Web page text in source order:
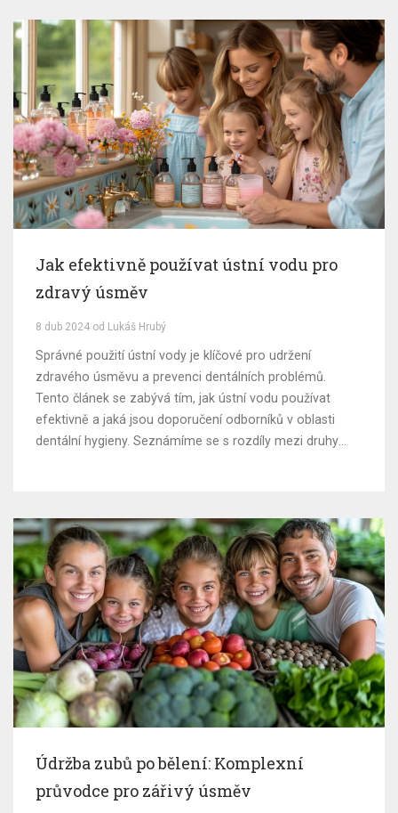
Jak efektivně používat ústní vodu pro
zdravý úsměv
8 dub 2024 od Lukáš Hrubý
Správné použití ústní vody je klíčové pro udržení
zdravého úsměvu a prevenci dentálních problémů.
Tento článek se zabývá tím, jak ústní vodu používat
efektivně a jaká jsou doporučení odborníků v oblasti
dentální hygieny. Seznámíme se s rozdíly mezi druhy
dopouštějí. Informace budou podány srozumitelně a
atraktivně, aby byly užitečné pro širokou veřejnost.
Údržba zubů po bělení: Komplexní
průvodce pro zářivý úsměv